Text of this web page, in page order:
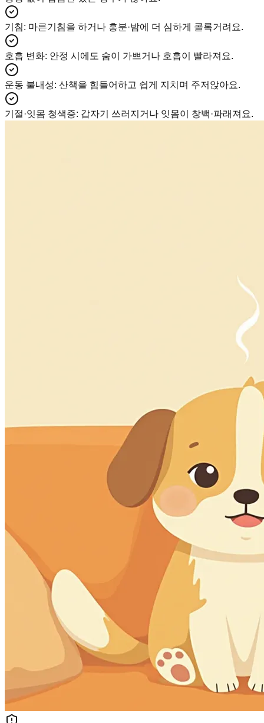
기침: 마른기침을 하거나 흥분·밤에 더 심하게 콜록거려요.
호흡 변화: 안정 시에도 숨이 가쁘거나 호흡이 빨라져요.
운동 불내성: 산책을 힘들어하고 쉽게 지치며 주저앉아요.
기절·잇몸 청색증: 갑자기 쓰러지거나 잇몸이 창백·파래져요.